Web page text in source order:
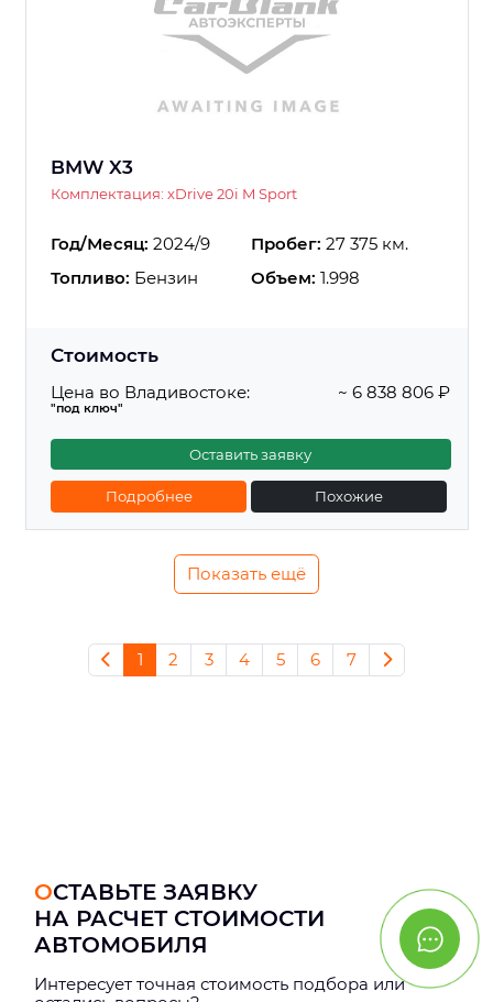
BMW X3
Комплектация: xDrive 20i M Sport
Год/Месяц: 2024/9 Пробег: 27 375 км.
Топливо: Бензин Объем: 1.998
Стоимость
Цена во Владивостоке:
"под ключ"
~ 6 838 806 ₽
Оставить заявку
Подробнее Похожие
Показать ещё
1 2 3 4 5 6 7
ОСТАВЬТЕ ЗАЯВКУ
НА РАСЧЕТ СТОИМОСТИ
АВТОМОБИЛЯ
Интерeсует точная стоимость подбора или